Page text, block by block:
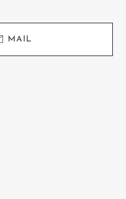
MAIL